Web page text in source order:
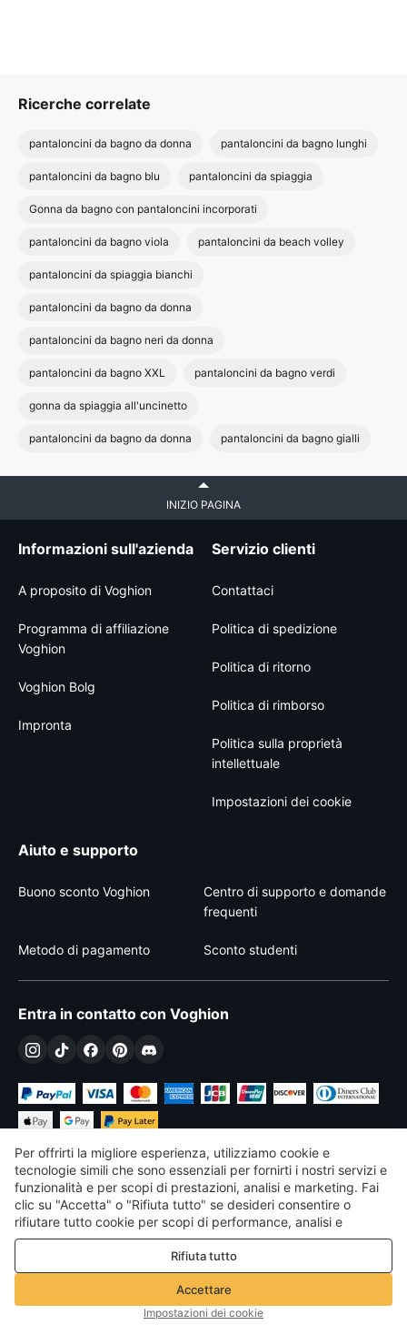
Ricerche correlate
pantaloncini da bagno da donna pantaloncini da bagno lunghi
pantaloncini da bagno blu pantaloncini da spiaggia
Gonna da bagno con pantaloncini incorporati
pantaloncini da bagno viola pantaloncini da beach volley
pantaloncini da spiaggia bianchi
pantaloncini da bagno da donna
pantaloncini da bagno neri da donna
pantaloncini da bagno XXL pantaloncini da bagno verdi
gonna da spiaggia all'uncinetto
pantaloncini da bagno da donna pantaloncini da bagno gialli
INIZIO PAGINA
Informazioni sull'azienda
A proposito di Voghion
Programma di affiliazione
Voghion
Voghion Bolg
Impronta
Servizio clienti
Contattaci
Politica di spedizione
Politica di ritorno
Politica di rimborso
Politica sulla proprietà
intellettuale
Impostazioni dei cookie
Aiuto e supporto
Buono sconto Voghion
Centro di supporto e domande
frequenti
Metodo di pagamento Sconto studenti
Entra in contatto con Voghion
€ EUR Italy
©2026 Voghion
Termini & Condizioni
Politica sulla privacy e sui cookie
Linee guida della community
Per offrirti la migliore esperienza, utilizziamo cookie e
tecnologie simili che sono essenziali per fornirti i nostri servizi e
funzionalità e per scopi di prestazioni, analisi e marketing. Fai
clic su "Accetta" o "Rifiuta tutto" se desideri consentire o
rifiutare tutto cookie per scopi di performance, analisi e
marketing. Per maggiori dettagli consultare la nostraPolitica
Rifiuta tutto
Accettare
Impostazioni dei cookie